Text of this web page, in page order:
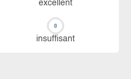
ex­cellent
in­suf­fi­sant